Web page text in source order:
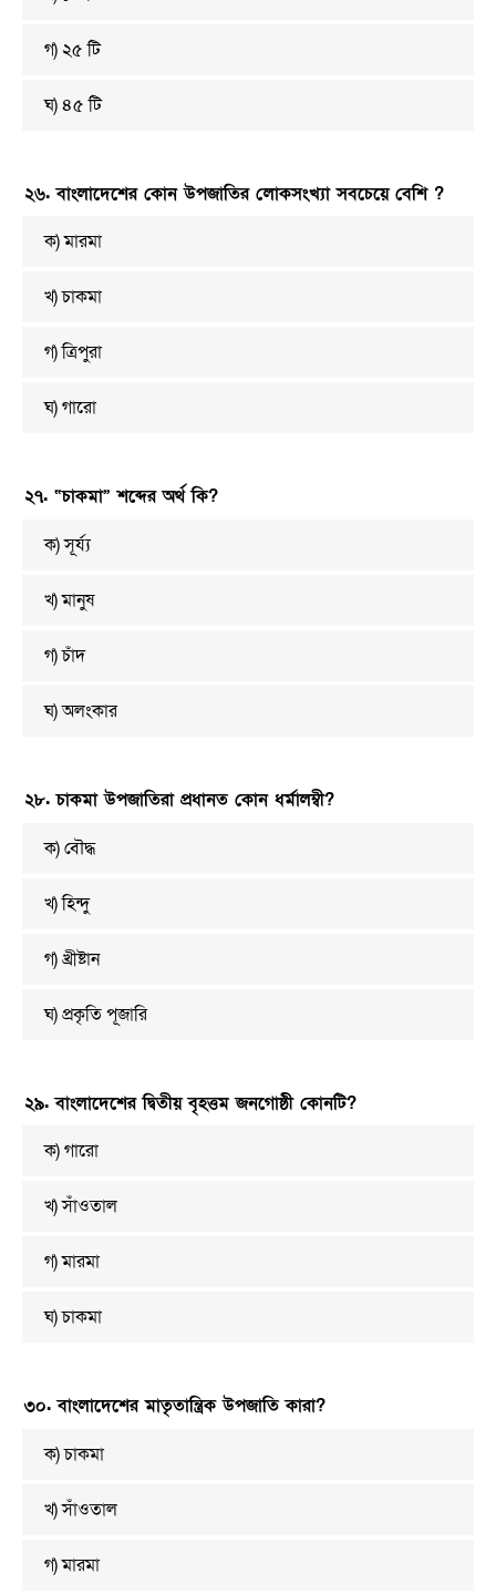
গ) ২৫ টি
ঘ) ৪৫ টি
২৬. বাংলাদেশের কোন উপজাতির লোকসংখ্যা সবচেয়ে বেশি ?
ক) মারমা
খ) চাকমা
গ) ত্রিপুরা
ঘ) গারো
২৭. “চাকমা” শব্দের অর্থ কি?
ক) সূর্য্য
খ) মানুষ
গ) চাঁদ
ঘ) অলংকার
২৮. চাকমা উপজাতিরা প্রধানত কোন ধর্মালম্বী?
ক) বৌদ্ধ
খ) হিন্দু
গ) খ্রীষ্টান
ঘ) প্রকৃতি পূজারি
২৯. বাংলাদেশের দ্বিতীয় বৃহত্তম জনগোষ্ঠী কোনটি?
ক) গারো
খ) সাঁওতাল
গ) মারমা
ঘ) চাকমা
৩০. বাংলাদেশের মাতৃতান্ত্রিক উপজাতি কারা?
ক) চাকমা
খ) সাঁওতাল
গ) মারমা